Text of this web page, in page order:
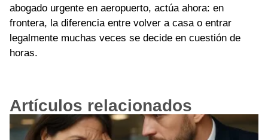
abogado urgente en aeropuerto, actúa ahora: en
frontera, la diferencia entre volver a casa o entrar
legalmente muchas veces se decide en cuestión de
horas.
Artículos relacionados